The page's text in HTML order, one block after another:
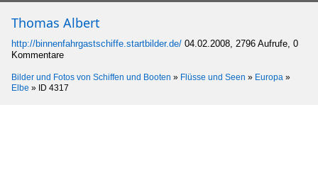
Thomas Albert
http://binnenfahrgastschiffe.startbilder.de/ 04.02.2008, 2796 Aufrufe, 0
Kommentare
Bilder und Fotos von Schiffen und Booten » Flüsse und Seen » Europa »
Elbe » ID 4317